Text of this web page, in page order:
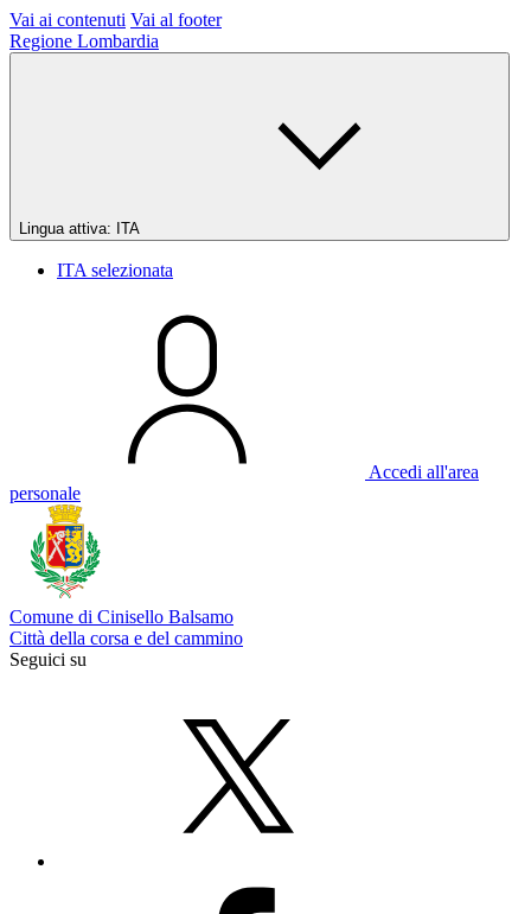
Vai ai contenuti Vai al footer
Regione Lombardia
Lingua attiva: ITA
ITA selezionata
Accedi all'area
personale
Comune di Cinisello Balsamo
Città della corsa e del cammino
Seguici su